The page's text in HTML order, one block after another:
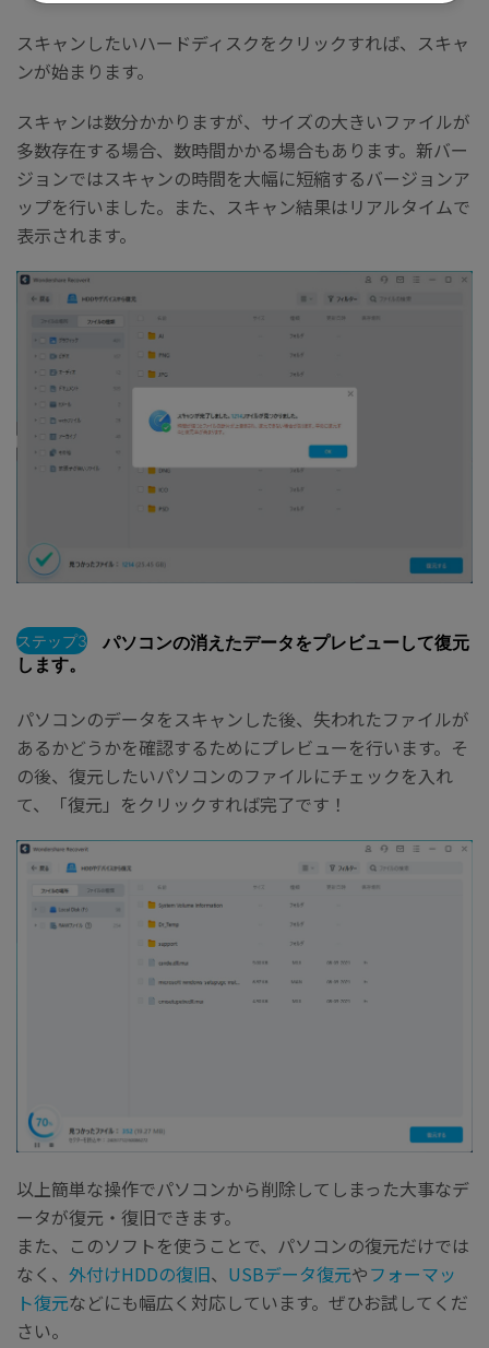
スキャンしたいハードディスクをクリックすれば、スキャ
ンが始まります。
スキャンは数分かかりますが、サイズの大きいファイルが
多数存在する場合、数時間かかる場合もあります。新バー
ジョンではスキャンの時間を大幅に短縮するバージョンア
ップを行いました。また、スキャン結果はリアルタイムで
表示されます。
ステップ3
パソコンの消えたデータをプレビューして復元
します。
パソコンのデータをスキャンした後、失われたファイルが
あるかどうかを確認するためにプレビューを行います。そ
の後、復元したいパソコンのファイルにチェックを入れ
て、「復元」をクリックすれば完了です！
以上簡単な操作でパソコンから削除してしまった大事なデ
ータが復元・復旧できます。
また、このソフトを使うことで、パソコンの復元だけでは
なく、 外付けHDDの復旧、 USBデータ復元やフォーマッ
ト復元などにも幅広く対応しています。ぜひお試してくだ
さい。